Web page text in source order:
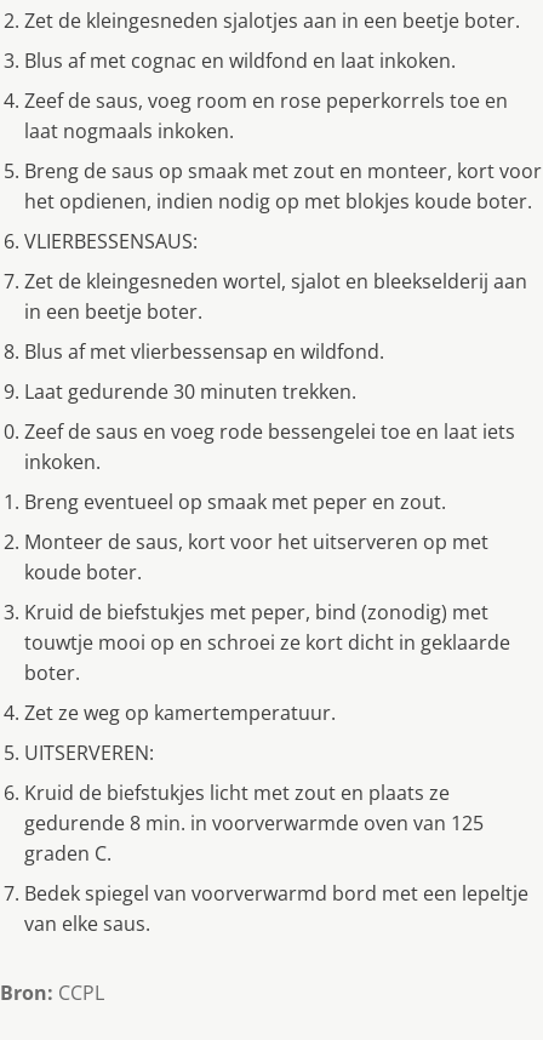
Zet de kleingesneden sjalotjes aan in een beetje boter.
Blus af met cognac en wildfond en laat inkoken.
Zeef de saus, voeg room en rose peperkorrels toe en
laat nogmaals inkoken.
Breng de saus op smaak met zout en monteer, kort voor
het opdienen, indien nodig op met blokjes koude boter.
VLIERBESSENSAUS:
Zet de kleingesneden wortel, sjalot en bleekselderij aan
in een beetje boter.
Blus af met vlierbessensap en wildfond.
Laat gedurende 30 minuten trekken.
Zeef de saus en voeg rode bessengelei toe en laat iets
inkoken.
Breng eventueel op smaak met peper en zout.
Monteer de saus, kort voor het uitserveren op met
koude boter.
Kruid de biefstukjes met peper, bind (zonodig) met
touwtje mooi op en schroei ze kort dicht in geklaarde
boter.
Zet ze weg op kamertemperatuur.
UITSERVEREN:
Kruid de biefstukjes licht met zout en plaats ze
gedurende 8 min. in voorverwarmde oven van 125
graden C.
Bedek spiegel van voorverwarmd bord met een lepeltje
van elke saus.
Bron: CCPL